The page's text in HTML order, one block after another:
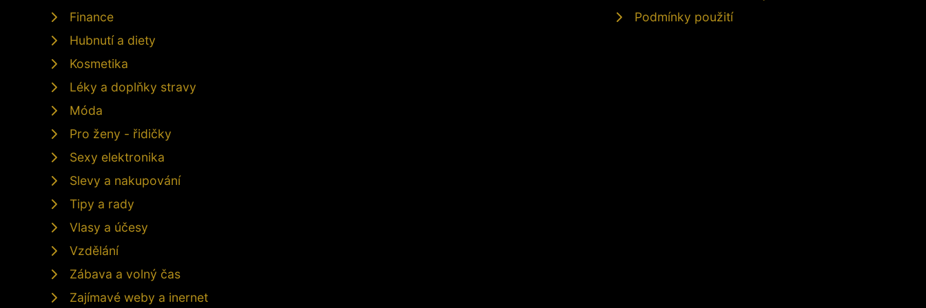
Finance
Hubnutí a diety
Kosmetika
Léky a doplňky stravy
Móda
Pro ženy - řidičky
Sexy elektronika
Slevy a nakupování
Tipy a rady
Vlasy a účesy
Vzdělání
Zábava a volný čas
Zajímavé weby a inernet
Podmínky použití